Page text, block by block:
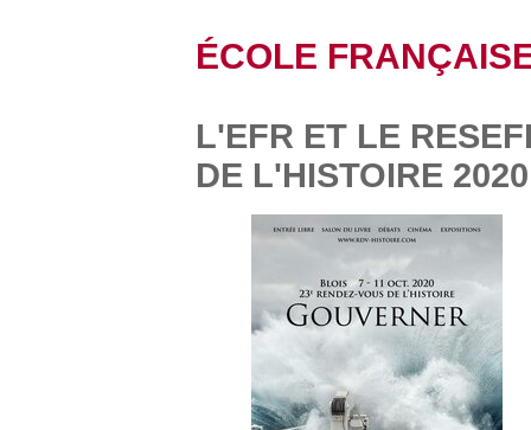
ÉCOLE
L'EFR ET LE
DE L'HISTOIRE